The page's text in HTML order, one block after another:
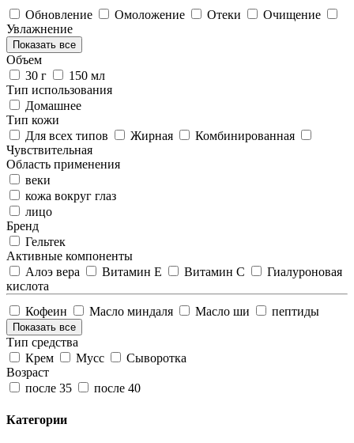
Обновление
Омоложение Отеки
Очищение
Увлажнение
Показать все
Объем
30 г
150 мл
Тип использования
Домашнее
Тип кожи
Для всех типов
Жирная
Комбинированная
Чувствительная
Область применения
веки
кожа вокруг глаз
лицо
Бренд
Гельтек
Активные компоненты
Алоэ вера
Витамин Е Витамин С
Гиалуроновая
кислота
Кофеин
Масло миндаля Масло ши пептиды
Показать все
Тип средства
Крем
Мусс
Сыворотка
Возраст
после 35
после 40
Категории